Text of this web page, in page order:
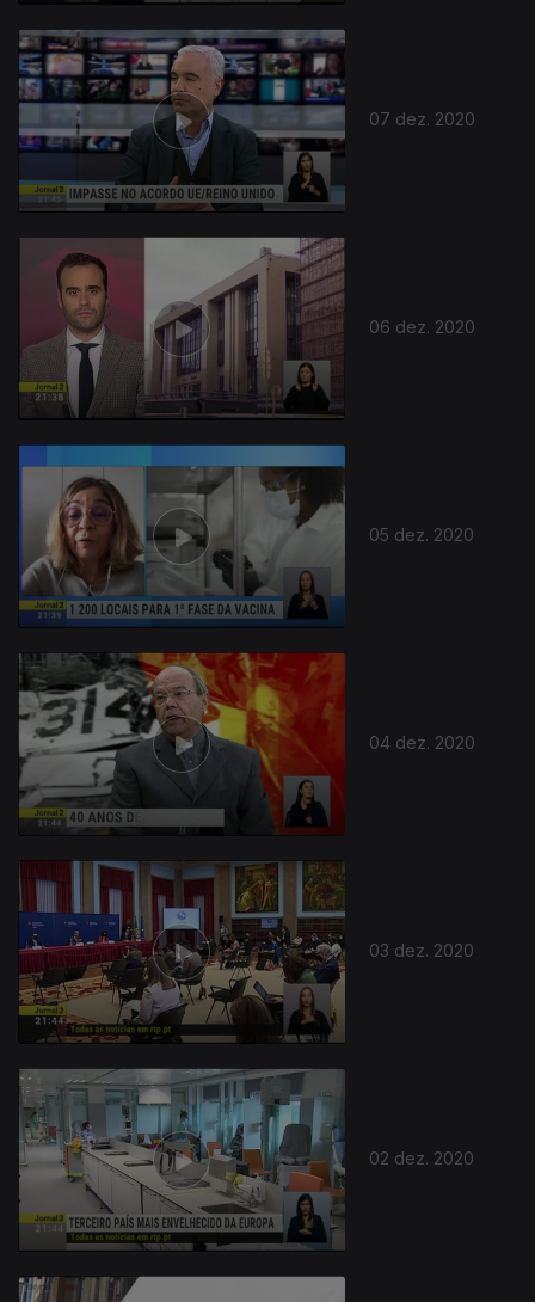
07 dez. 2020
06 dez. 2020
05 dez. 2020
510603
04 dez. 2020
03 dez. 2020
02 dez. 2020